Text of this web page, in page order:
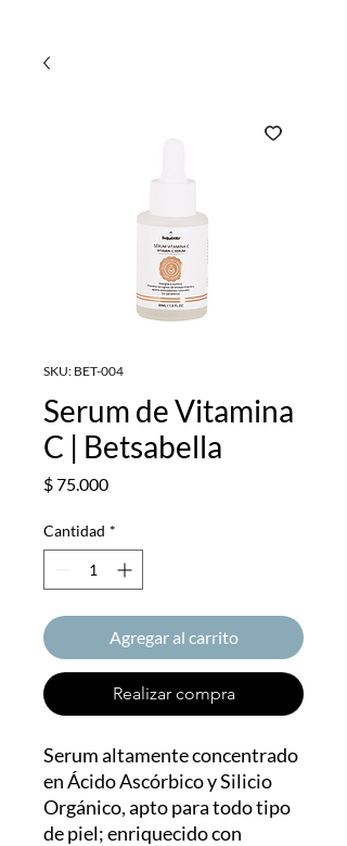
SKU: BET-004
Serum de Vitamina
C | Betsabella
$ 75.000Precio
Cantidad *
Agregar al carrito
Realizar compra
Serum altamente concentrado
en Ácido Ascórbico y Silicio
Orgánico, apto para todo tipo
de piel; enriquecido con